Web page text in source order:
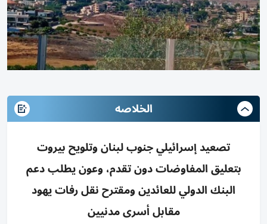
الخلاصه
تصعيد إسرائيلي جنوب لبنان وتلويح بيروت
بتعليق المفاوضات دون تقدم، وعون يطلب دعم
البنك الدولي للعائدين ومقترح نقل رفات يهود
مقابل أسرى مدنيين